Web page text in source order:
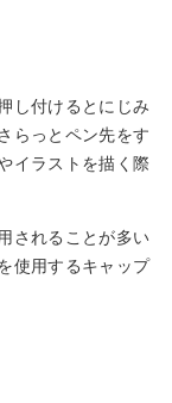
し付けるとにじみ
らっとペン先をす
イラストを描く際
されることが多い
使用するキャップ